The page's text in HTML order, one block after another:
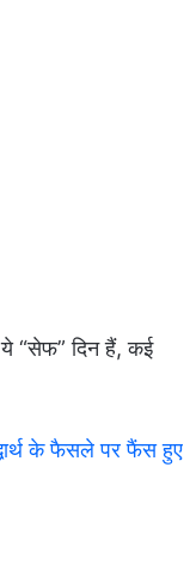
“सेफ” दिन हैं, कई
के फैसले पर फैंस हुए